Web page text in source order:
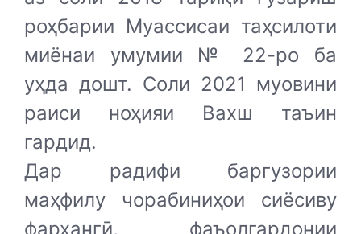
роҳбарии Муассисаи таҳсилоти
миёнаи умумии № 22-ро ба
уҳда дошт. Соли 2021 муовини
раиси ноҳияи Вахш таъин
гардид.
Дар радифи баргузории
маҳфилу чорабиниҳои сиёсиву
фарҳангӣ, фаъолгардонии